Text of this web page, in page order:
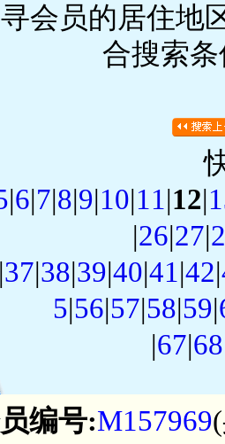
会员的居住地
合搜索
|6|7|8|9|10|11|12|
|26|27|
|37|38|39|40|41|42|
5|56|57|58|59|
|67|68
编号:M157969